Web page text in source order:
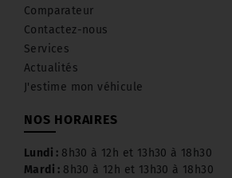
Comparateur
Contactez-nous
Services
Actualités
J'estime mon véhicule
NOS HORAIRES
Lundi : 8h30 à 12h et 13h30 à 18h30
Mardi : 8h30 à 12h et 13h30 à 18h30